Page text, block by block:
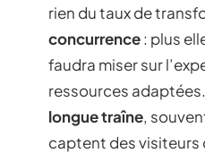
rien du taux de
concurrence: plus
faudra miser sur
ressources
longue traîne,
captent des visiteurs